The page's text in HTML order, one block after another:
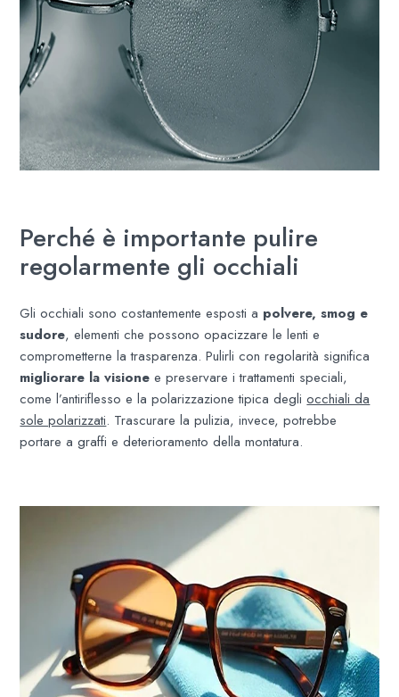
Perché è importante pulire
regolarmente gli occhiali
Gli occhiali sono costantemente esposti a polvere, smog e
sudore, elementi che possono opacizzare le lenti e
comprometterne la trasparenza. Pulirli con regolarità significa
migliorare la visione e preservare i trattamenti speciali,
come l’antiriflesso e la polarizzazione tipica degliocchiali da
sole polarizzati. Trascurare la pulizia, invece, potrebbe
portare a graffi e deterioramento della montatura.